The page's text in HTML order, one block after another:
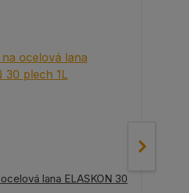
lana ELASKON 30